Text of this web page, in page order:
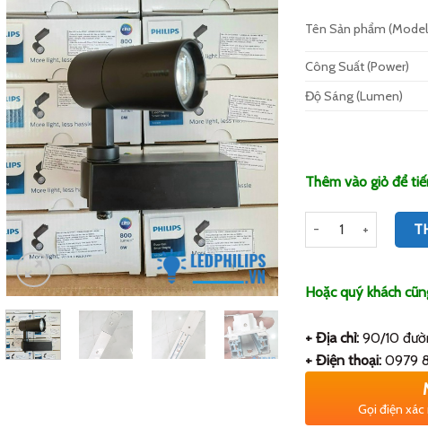
là:
Tên Sản phẩm
Công Suất (Power)
Độ Sáng (Lumen)
Thêm vào giỏ để
Số lượng
Hoặc quý khách
+ Địa chỉ:90/10
+ Điện thoại:0979
Gọi điện